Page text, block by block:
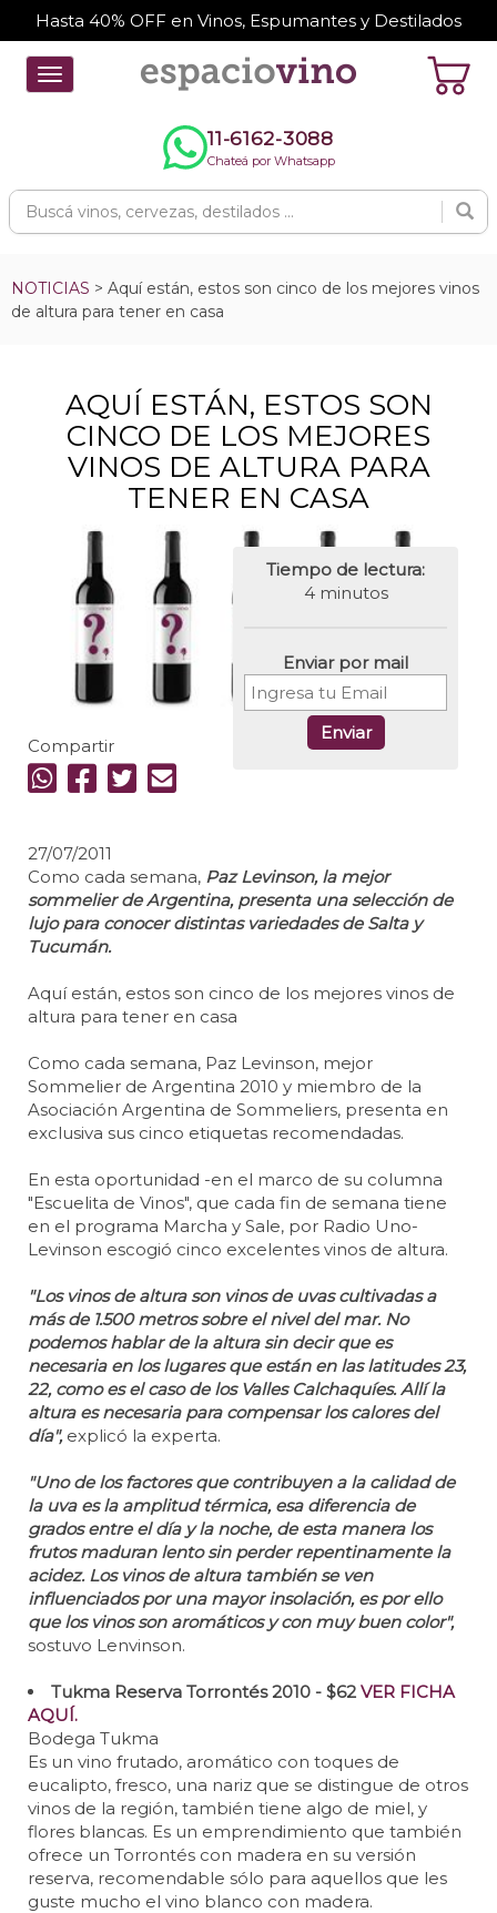
Hasta 40% OFF en Vinos, Espumantes y Destilados
Toggle
navigation
11-6162-3088
Chateá por Whatsapp
NOTICIAS > Aquí están, estos son cinco de los mejores vinos
de altura para tener en casa
AQUÍ ESTÁN, ESTOS SON
CINCO DE LOS MEJORES
VINOS DE ALTURA PARA
TENER EN CASA
Tiempo de lectura:
4 minutos
Enviar por mail
Enviar
Compartir
27/07/2011
Como cada semana, Paz Levinson, la mejor
sommelier de Argentina, presenta una selección de
lujo para conocer distintas variedades de Salta y
Tucumán.
Aquí están, estos son cinco de los mejores vinos de
altura para tener en casa
Como cada semana, Paz Levinson, mejor
Sommelier de Argentina 2010 y miembro de la
Asociación Argentina de Sommeliers, presenta en
exclusiva sus cinco etiquetas recomendadas.
En esta oportunidad -en el marco de su columna
"Escuelita de Vinos", que cada fin de semana tiene
en el programa Marcha y Sale, por Radio Uno-
Levinson escogió cinco excelentes vinos de altura.
"Los vinos de altura son vinos de uvas cultivadas a
más de 1.500 metros sobre el nivel del mar. No
podemos hablar de la altura sin decir que es
necesaria en los lugares que están en las latitudes 23,
22, como es el caso de los Valles Calchaquíes. Allí la
altura es necesaria para compensar los calores del
día",explicó la experta.
"Uno de los factores que contribuyen a la calidad de
la uva es la amplitud térmica, esa diferencia de
grados entre el día y la noche, de esta manera los
frutos maduran lento sin perder repentinamente la
acidez. Los vinos de altura también se ven
influenciados por una mayor insolación, es por ello
que los vinos son aromáticos y con muy buen color",
sostuvo Lenvinson.
Tukma Reserva Torrontés 2010 - $62 VER FICHA
AQUÍ.
Bodega Tukma
Es un vino frutado, aromático con toques de
eucalipto, fresco, una nariz que se distingue de otros
vinos de la región, también tiene algo de miel, y
flores blancas. Es un emprendimiento que también
ofrece un Torrontés con madera en su versión
reserva, recomendable sólo para aquellos que les
guste mucho el vino blanco con madera.